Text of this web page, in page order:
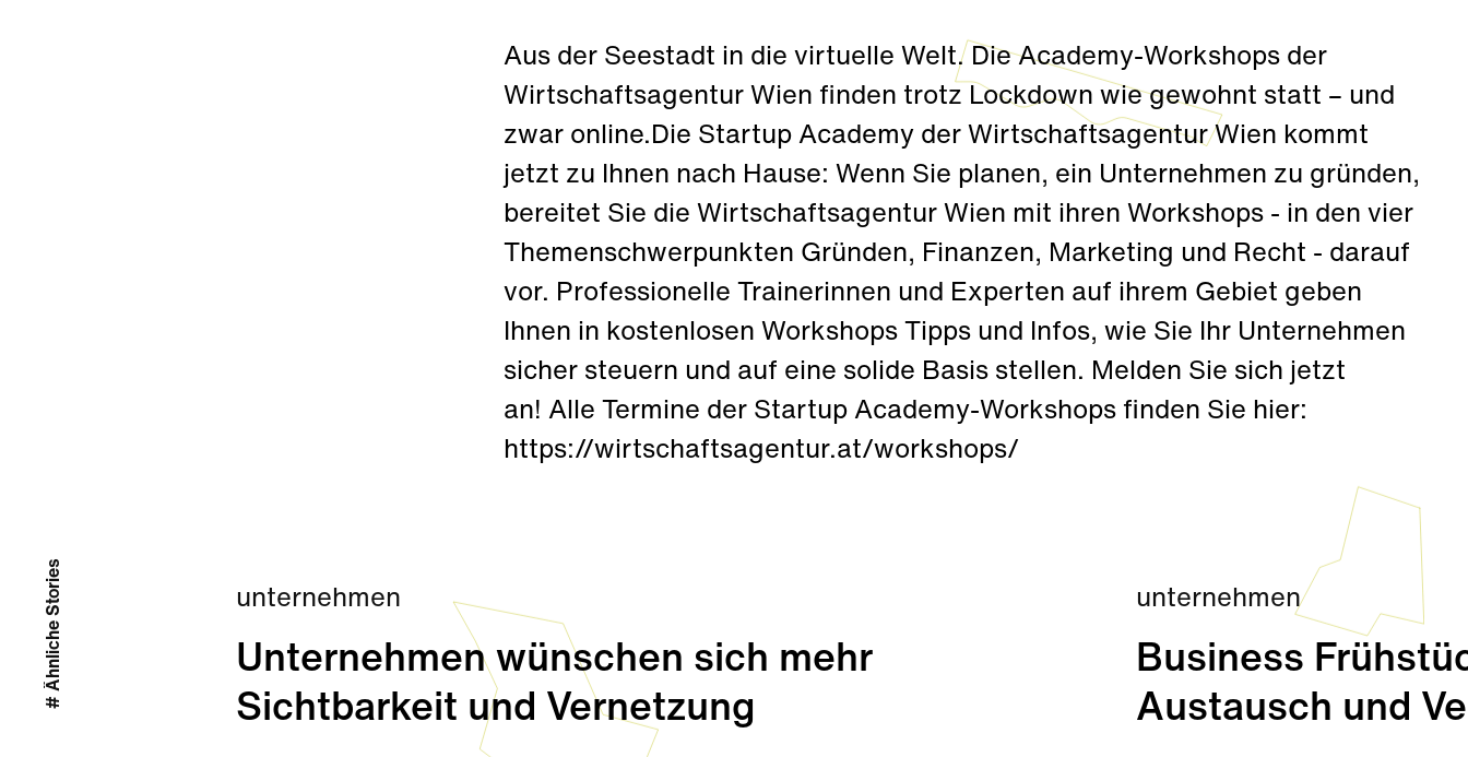
Aus der Seestadt in die virtuelle Welt. Die Academy-Workshops der
Wirtschaftsagentur Wien finden trotz Lockdown wie gewohnt statt – und
zwar online.Die Startup Academy der Wirtschaftsagentur Wien kommt
jetzt zu Ihnen nach Hause: Wenn Sie planen, ein Unternehmen zu gründen,
bereitet Sie die Wirtschaftsagentur Wien mit ihren Workshops - in den vier
Themenschwerpunkten Gründen, Finanzen, Marketing und Recht - darauf
vor. Professionelle Trainerinnen und Experten auf ihrem Gebiet geben
Ihnen in kostenlosen Workshops Tipps und Infos, wie Sie Ihr Unternehmen
sicher steuern und auf eine solide Basis stellen. Melden Sie sich jetzt
an! Alle Termine der Startup Academy-Workshops finden Sie hier:
https://wirtschaftsagentur.at/workshops/
unternehmen
Unternehmen wünschen sich mehr
Sichtbarkeit und Vernetzung
unternehmen
Business
Austausch und
# Ähnliche Stories